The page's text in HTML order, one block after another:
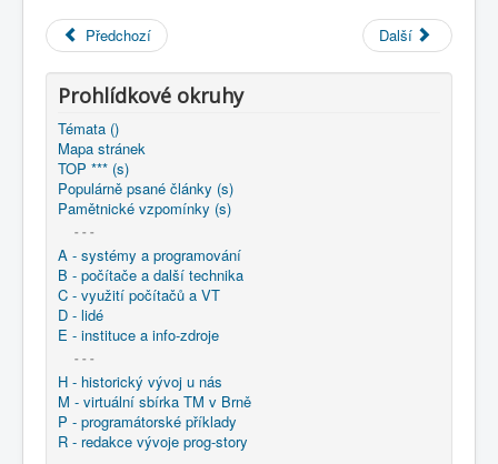
Současnost SW a IT
Historické počítače
COBOL
O nás
: M - virtuální sbírka TM v Brně
: Programování / Tvorba SW Ostrava - 1975-2014
1985-1994 - Prog-Tsw 2/4
1991 - Programování Ostrava (: sborník)
1991 - Lidský faktor v procesu tvorby programů
Předchozí Další
Prohlídkové okruhy
Témata ()
Mapa stránek
TOP *** (s)
Populárně psané články (s)
Pamětnické vzpomínky (s)
- - -
A - systémy a programování
B - počítače a další technika
C - využití počítačů a VT
D - lidé
E - instituce a info-zdroje
- - -
H - historický vývoj u nás
M - virtuální sbírka TM v Brně
P - programátorské příklady
R - redakce vývoje prog-story